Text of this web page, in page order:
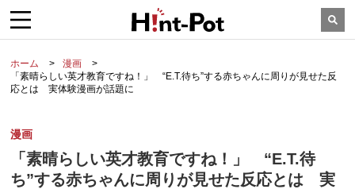
ホーム
漫画
「素晴らしい英才教育ですね！」 “E.T.待ち”する赤ちゃんに周りが見せた反
応とは 実体験漫画が話題に
漫画
「素晴らしい英才教育ですね！」 “E.T.待
ち”する赤ちゃんに周りが見せた反応とは 実